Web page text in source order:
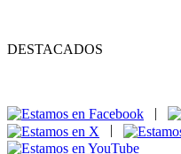
DESTACADOS
|
|